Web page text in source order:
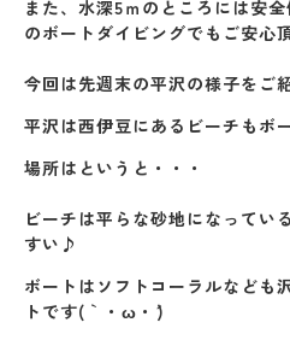
また、水深5ｍのところには安
のボートダイビングでもご安心
今回は先週末の平沢の様子をご
平沢は西伊豆にあるビーチもボ
場所はというと・・・
ビーチは平らな砂地になってい
すい♪
ボートはソフトコーラルなども
トです(｀・ω・´)